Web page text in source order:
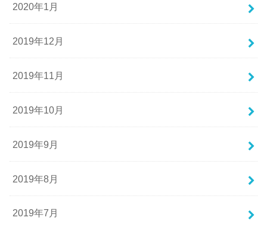
2020年1月
2019年12月
2019年11月
2019年10月
2019年9月
2019年8月
2019年7月